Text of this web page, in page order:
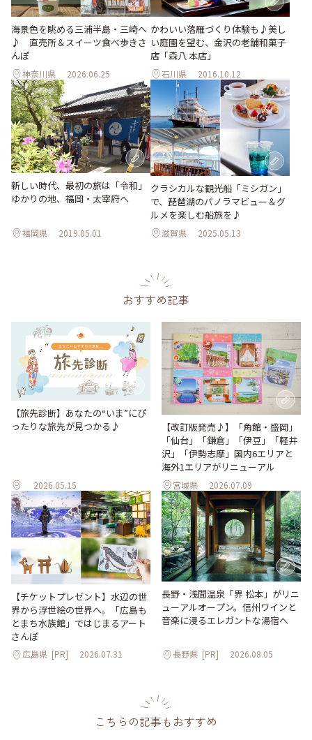
海景色を眺める三浦半島・三崎へ
♪ 直売所＆スイーツ食べ歩きさ
んぽ
神奈川県 2026.06.25
かわいい落雁づくり体験も♪美し
い庭園を望む、金沢の老舗和菓子
店「森八 本店」
石川県 2016.10.12
新しい時代、最初の旅は「令和」
ゆかりの地、福岡・太宰府へ
福岡県 2019.05.01
クラシカルな観光船「ミシガン」
で、琵琶湖のパノラマビュー＆グ
ルメを楽しむ船旅を♪
滋賀県 2025.05.13
おすすめ記事
【旅先診断】あなたの“いま”にぴ
ったりな旅先が見つかる♪
2026.05.15
【改訂版発売♪】「角館・盛岡」
「仙台」「鎌倉」「伊豆」「軽井
沢」「伊勢志摩」国内6エリアと
海外1エリアがリニューアル
宮城県 2026.07.09
【チケットプレゼント】水辺の世
界から浮世絵の世界へ。「広島も
とまち水族館」ではじまるアート
さんぽ
広島県 [PR] 2026.07.31
長野・浅間温泉「界 松本」がリニ
ューアルオープン。信州ワインと
音楽に浸るエレガントな湯宿へ
長野県 [PR] 2026.08.05
こちらの記事もおすすめ